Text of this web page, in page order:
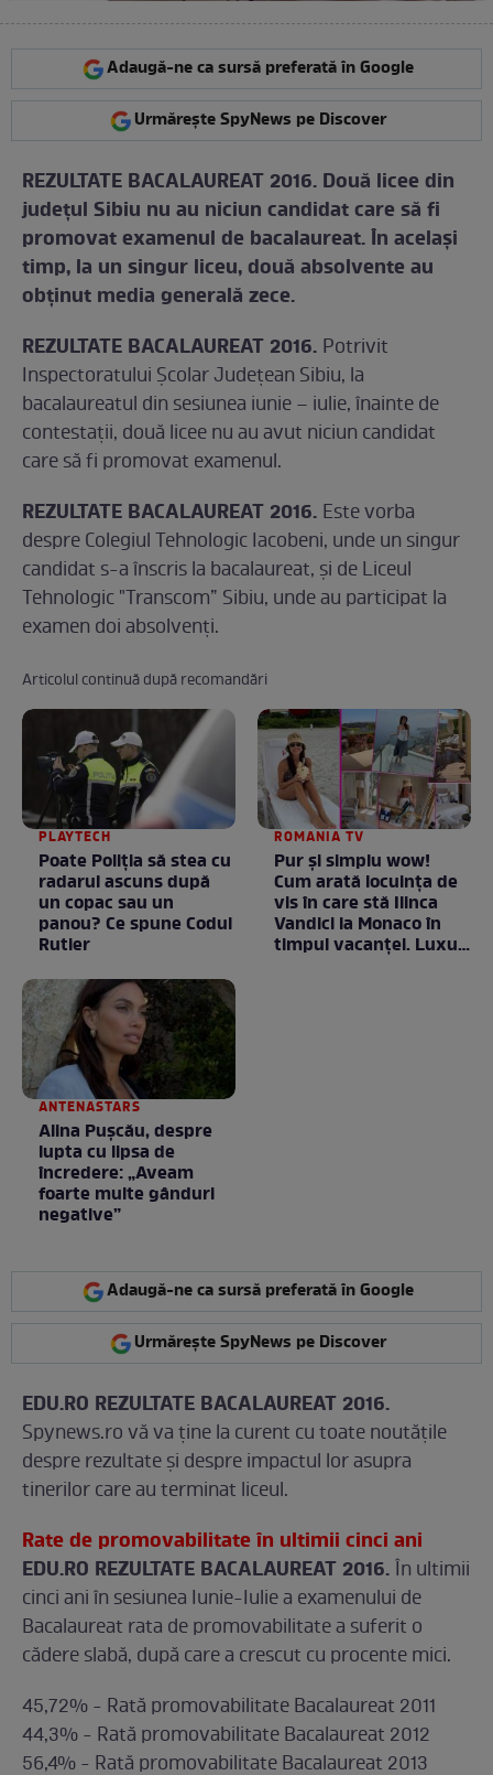
Adaugă-ne ca sursă preferată în Google
Urmărește SpyNews pe Discover
REZULTATE BACALAUREAT 2016. Două licee din
judeţul Sibiu nu au niciun candidat care să fi
promovat examenul de bacalaureat. În acelaşi
timp, la un singur liceu, două absolvente au
obţinut media generală zece.
REZULTATE BACALAUREAT 2016. Potrivit
Inspectoratului Școlar Județean Sibiu, la
bacalaureatul din sesiunea iunie – iulie, înainte de
contestaţii, două licee nu au avut niciun candidat
care să fi promovat examenul.
REZULTATE BACALAUREAT 2016. Este vorba
despre Colegiul Tehnologic Iacobeni, unde un singur
candidat s-a înscris la bacalaureat, şi de Liceul
Tehnologic "Transcom” Sibiu, unde au participat la
examen doi absolvenţi.
Articolul continuă după recomandări
PLAYTECH
Poate Poliția să stea cu
radarul ascuns după
un copac sau un
panou? Ce spune Codul
Rutier
ROMANIA TV
Pur și simplu wow!
Cum arată locuința de
vis în care stă Ilinca
Vandici la Monaco în
timpul vacanței. Luxul
ANTENASTARS
Alina Pușcău, despre
lupta cu lipsa de
încredere: „Aveam
foarte multe gânduri
negative”
Adaugă-ne ca sursă preferată în Google
Urmărește SpyNews pe Discover
EDU.RO REZULTATE BACALAUREAT 2016.
Spynews.ro vă va ţine la curent cu toate noutăţile
despre rezultate şi despre impactul lor asupra
tinerilor care au terminat liceul.
Rate de promovabilitate în ultimii cinci ani
EDU.RO REZULTATE BACALAUREAT 2016.În ultimii
cinci ani în sesiunea Iunie-Iulie a examenului de
Bacalaureat rata de promovabilitate a suferit o
cădere slabă, după care a crescut cu procente mici.
45,72% - Rată promovabilitate Bacalaureat 2011
44,3% - Rată promovabilitate Bacalaureat 2012
56,4% - Rată promovabilitate Bacalaureat 2013